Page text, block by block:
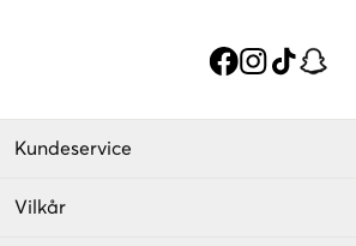
Kundeservice
Vilkår